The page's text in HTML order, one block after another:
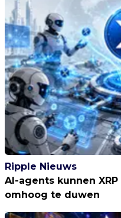
Ripple Nieuws
AI-agents kunnen
omhoog te duwen